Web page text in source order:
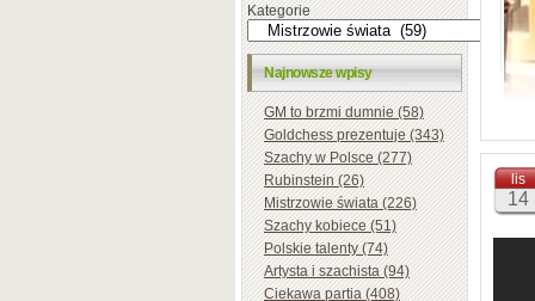
Kategorie
Najnowsze wpisy
GM to brzmi dumnie (58)
Goldchess prezentuje (343)
Szachy w Polsce (277)
Rubinstein (26)
Mistrzowie świata (226)
Szachy kobiece (51)
Polskie talenty (74)
Artysta i szachista (94)
Ciekawa partia (408)
„My
well
lis
14